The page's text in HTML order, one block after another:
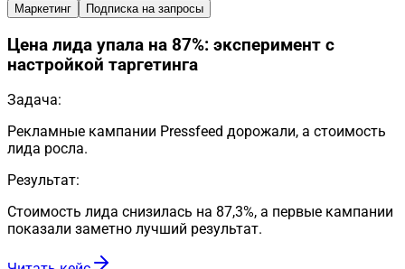
Маркетинг Подписка на запросы
Цена лида упала на 87%: эксперимент с
настройкой таргетинга
Задача:
Рекламные кампании Pressfeed дорожали, а стоимость
лида росла.
Результат:
Стоимость лида снизилась на 87,3%, а первые кампании
показали заметно лучший результат.